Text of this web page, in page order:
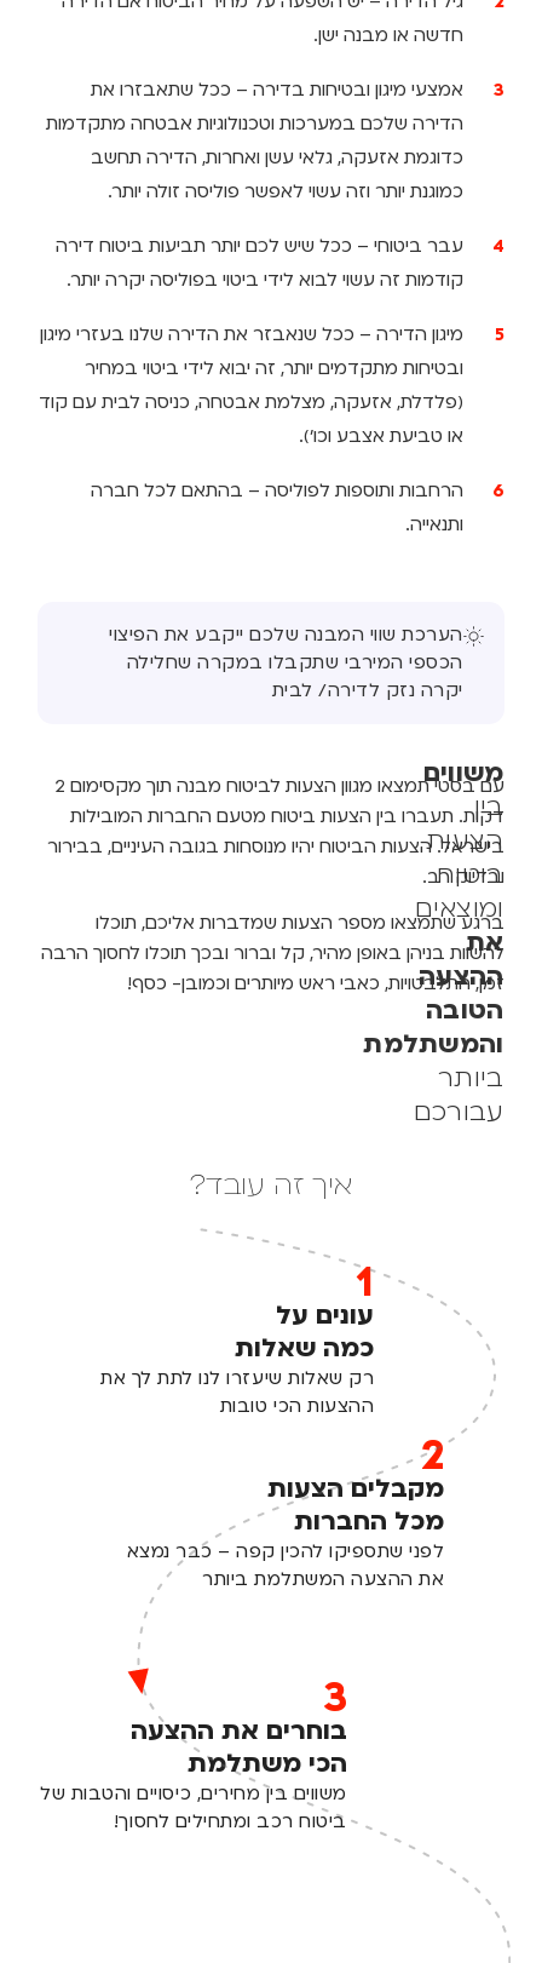
חדשה או מבנה ישן.
אמצעי מיגון ובטיחות בדירה – ככל שתאבזרו את
הדירה שלכם במערכות וטכנולוגיות אבטחה מתקדמות
כדוגמת אזעקה, גלאי עשן ואחרות, הדירה תחשב
כמוגנת יותר וזה עשוי לאפשר פוליסה זולה יותר.
עבר ביטוחי – ככל שיש לכם יותר תביעות ביטוח דירה
קודמות זה עשוי לבוא לידי ביטוי בפוליסה יקרה יותר.
מיגון הדירה – ככל שנאבזר את הדירה שלנו בעזרי מיגון
ובטיחות מתקדמים יותר, זה יבוא לידי ביטוי במחיר
(פלדלת, אזעקה, מצלמת אבטחה, כניסה לבית עם קוד
או טביעת אצבע וכו').
הרחבות ותוספות לפוליסה – בהתאם לכל חברה
ותנאייה.
הערכת שווי המבנה שלכם ייקבע את הפיצוי
הכספי המירבי שתקבלו במקרה שחלילה
יקרה נזק לדירה/ לבית
משווים
בין
הצעות
ביטוח
ומוצאים
את
ההצעה
הטובה
והמשתלמת
ביותר
עבורכם
עם בסטי תמצאו מגוון הצעות לביטוח מבנה תוך מקסימום 2
דקות. תעברו בין הצעות ביטוח מטעם החברות המובילות
בישראל. הצעות הביטוח יהיו מנוסחות בגובה העיניים, בבירור
ובדיוק רב.
ברגע שתמצאו מספר הצעות שמדברות אליכם, תוכלו
להשוות בניהן באופן מהיר, קל וברור ובכך תוכלו לחסוך הרבה
זמן, התלבטויות, כאבי ראש מיותרים וכמובן- כסף!
איך זה עובד?
1
עונים על
כמה שאלות
רק שאלות שיעזרו לנו לתת לך את
ההצעות הכי טובות
2
מקבלים הצעות
מכל החברות
לפני שתספיקו להכין קפה – כבר נמצא
את ההצעה המשתלמת ביותר
בוחרים את ההצעה
הכי משתלמת
משווים בין מחירים, כיסויים והטבות של
ביטוח רכב ומתחילים לחסוך!